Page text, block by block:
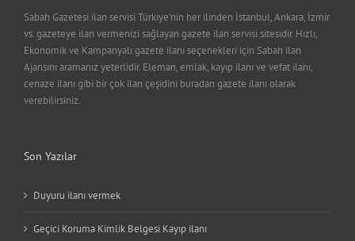
Sabah Gazetesi ilan servisi Türkiye'nin her ilinden İstanbul, Ankara, İzmir
vs. gazeteye ilan vermenizi sağlayan gazete ilan servisi sitesidir. Hızlı,
Ekonomik ve Kampanyalı gazete ilanı seçenekleri için Sabah ilan
Ajansını aramanız yeterlidir. Eleman, emlak, kayıp ilanı ve vefat ilanı,
cenaze ilanı gibi bir çok ilan çeşidini buradan gazete ilanı olarak
verebilirsiniz.
Son Yazılar
Duyuru ilanı vermek
Geçici Koruma Kimlik Belgesi Kayıp ilanı